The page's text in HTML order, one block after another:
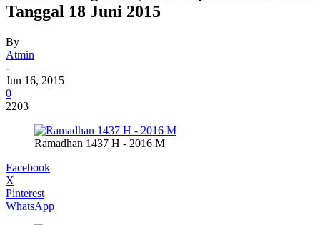
Tanggal 18 Juni 2015
By
Atmin
-
Jun 16, 2015
0
2203
Ramadhan 1437 H - 2016 M
Facebook
X
Pinterest
WhatsApp